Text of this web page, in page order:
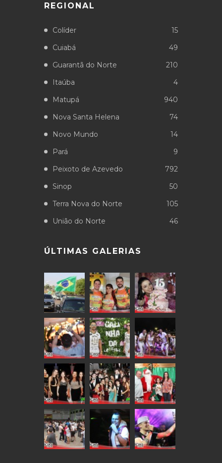
REGIONAL
Colíder
15
Cuiabá
49
Guarantã do Norte
210
Itaúba
4
Matupá
940
Nova Santa Helena
74
Novo Mundo
14
Pará
9
Peixoto de Azevedo
792
Sinop
50
Terra Nova do Norte
105
União do Norte
46
ÚLTIMAS GALERIAS